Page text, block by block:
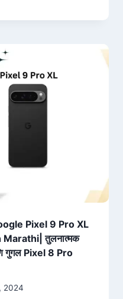
Pixel 9 Pro XL
तुलनात्मक
गुगल Pixel 8 Pro
2024